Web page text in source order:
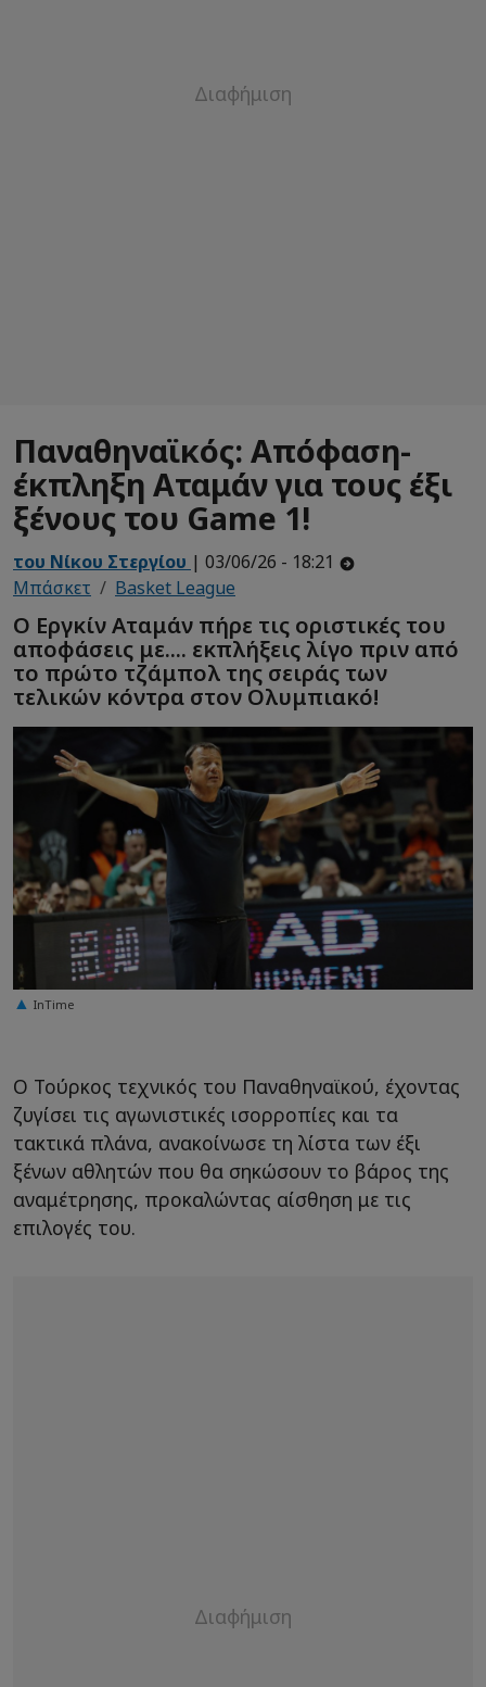
Παναθηναϊκός: Απόφαση-
έκπληξη Αταμάν για τους έξι
ξένους του Game 1!
του Νίκου Στεργίου | 03/06/26 - 18:21
Μπάσκετ
Basket League
Ο Εργκίν Αταμάν πήρε τις οριστικές του
αποφάσεις με.... εκπλήξεις λίγο πριν από
το πρώτο τζάμπολ της σειράς των
τελικών κόντρα στον Ολυμπιακό!
InTime
Ο Τούρκος τεχνικός του Παναθηναϊκού, έχοντας
ζυγίσει τις αγωνιστικές ισορροπίες και τα
τακτικά πλάνα, ανακοίνωσε τη λίστα των έξι
ξένων αθλητών που θα σηκώσουν το βάρος της
αναμέτρησης, προκαλώντας αίσθηση με τις
επιλογές του.